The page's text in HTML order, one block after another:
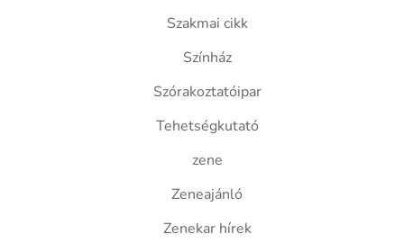
Szakmai cikk
Színház
Szórakoztatóipar
Tehetségkutató
zene
Zeneajánló
Zenekar hírek